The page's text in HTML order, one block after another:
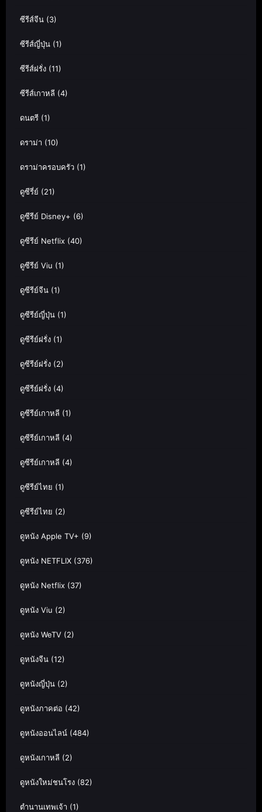
ซีรีส์จีน (3)
ซีรีส์ญี่ปุ่น (1)
ซีรีส์ฝรั่ง (11)
ซีรีส์เกาหลี (4)
ดนตรี (1)
ดราม่า (10)
ดราม่าครอบครัว (1)
ดูซีรี่ย์ (21)
ดูซีรีย์ Disney+ (6)
ดูซีรีย์ Netflix (40)
ดูซีรีย์ Viu (1)
ดูซีรีย์จีน (1)
ดูซีรีย์ญี่ปุ่น (1)
ดูซีรีย์ฝรั่ง (1)
ดูซีรีย์ฝรั่ง (2)
ดูซีรีย์ฝรั่ง (4)
ดูซีรีย์เกาหลี (1)
ดูซีรีย์เกาหลี (4)
ดูซีรีย์เกาหลี (4)
ดูซีรีย์ไทย (1)
ดูซีรีย์ไทย (2)
ดูหนัง Apple TV+ (9)
ดูหนัง NETFLIX (376)
ดูหนัง Netflix (37)
ดูหนัง Viu (2)
ดูหนัง WeTV (2)
ดูหนังจีน (12)
ดูหนังญี่ปุ่น (2)
ดูหนังภาคต่อ (42)
ดูหนังออนไลน์ (484)
ดูหนังเกาหลี (2)
ดูหนังใหม่ชนโรง (82)
ตำนานเทพเจ้า (1)